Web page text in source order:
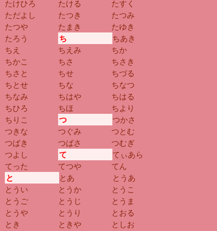
たけひろ
たける
たすく
ただよし
たつき
たつみ
たつや
たまき
たゆき
たろう
ち
ちあき
ちえ
ちえみ
ちか
ちかこ
ちさ
ちさき
ちさと
ちせ
ちづる
ちとせ
ちな
ちなつ
ちなみ
ちはや
ちはる
ちひろ
ちほ
ちより
ちりこ
つ
つかさ
つきな
つぐみ
つとむ
つばき
つばさ
つむぎ
つよし
て
てぃあら
てった
てつや
てん
と
とあ
とうあ
とうい
とうか
とうこ
とうご
とうじ
とうま
とうや
とうり
とおる
とき
ときや
としお